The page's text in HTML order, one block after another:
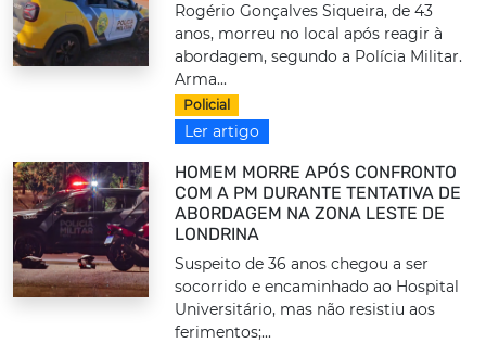
Rogério Gonçalves Siqueira, de 43
anos, morreu no local após reagir à
abordagem, segundo a Polícia Militar.
Arma...
Policial
Ler artigo
HOMEM MORRE APÓS CONFRONTO
COM A PM DURANTE TENTATIVA DE
ABORDAGEM NA ZONA LESTE DE
LONDRINA
Suspeito de 36 anos chegou a ser
socorrido e encaminhado ao Hospital
Universitário, mas não resistiu aos
ferimentos;...